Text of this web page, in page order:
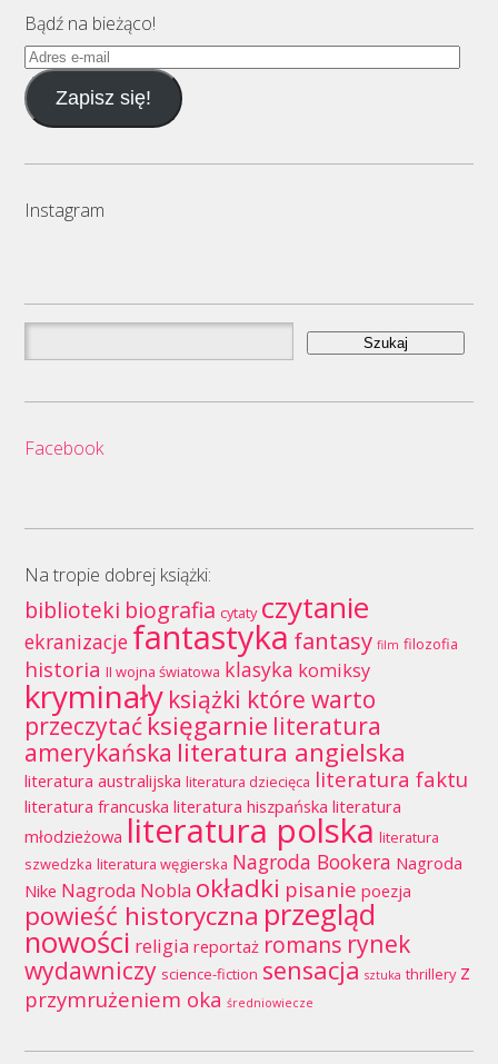
Bądź na bieżąco!
Adres
e-
mailZapisz się!
Instagram
Szukaj:
Facebook
Na tropie dobrej książki:
biblioteki biografia cytaty czytanie
ekranizacje fantastykafantasy film filozofia
historia II wojna światowa klasyka komiksy
kryminały książki które warto
przeczytaćksięgarnie literatura
amerykańska literatura angielska
literatura australijska literatura dziecięca literatura faktu
literatura francuska literatura hiszpańska literatura
młodzieżowa literatura polska literatura
szwedzka literatura węgierska Nagroda Bookera Nagroda
Nike Nagroda Nobla okładki pisanie poezja
powieść historyczna przegląd
nowości religia reportaż romans rynek
wydawniczy science-fiction sensacja sztuka thrillery z
przymrużeniem oka średniowiecze